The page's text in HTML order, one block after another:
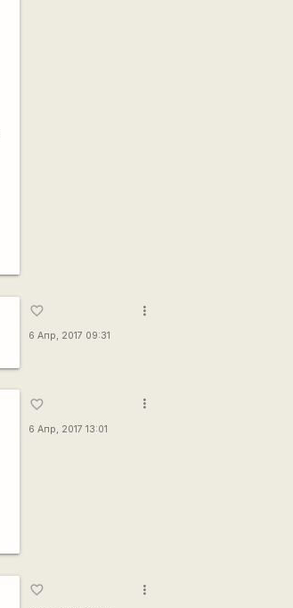
favorite_border
6 Апр, 2017 09:31
more_vert
favorite_border
6 Апр, 2017 13:01
more_vert
favorite_border more_vert